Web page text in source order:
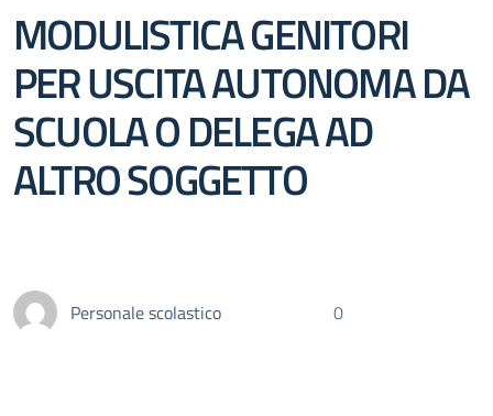
MODULISTICA GENITORI
PER USCITA AUTONOMA DA
SCUOLA O DELEGA AD
ALTRO SOGGETTO
Personale scolastico 0